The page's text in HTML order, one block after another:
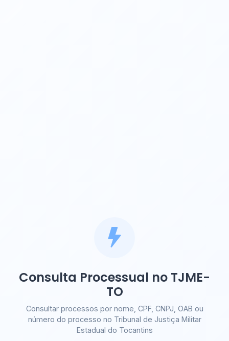
Consulta Processual no TJME-
TO
Consultar processos por nome, CPF, CNPJ, OAB ou
número do processo no Tribunal de Justiça Militar
Estadual do Tocantins